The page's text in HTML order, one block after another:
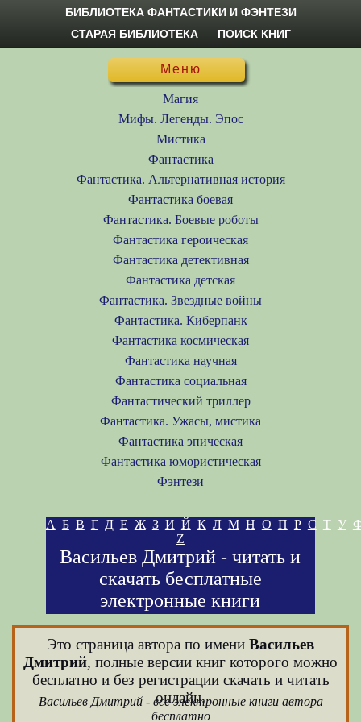
БИБЛИОТЕКА ФАНТАСТИКИ И ФЭНТЕЗИ
СТАРАЯ БИБЛИОТЕКА
ПОИСК КНИГ
Меню
Магия
Мифы. Легенды. Эпос
Мистика
Фантастика
Фантастика. Альтернативная история
Фантастика боевая
Фантастика. Боевые роботы
Фантастика героическая
Фантастика детективная
Фантастика детская
Фантастика. Звездные войны
Фантастика. Киберпанк
Фантастика космическая
Фантастика научная
Фантастика социальная
Фантастический триллер
Фантастика. Ужасы, мистика
Фантастика эпическая
Фантастика юмористическая
Фэнтези
А Б В Г Д Е Ж З И Й К Л М Н О П Р С Т У
Z
Васильев Дмитрий - читать и
скачать бесплатные
электронные книги
Это страница автора по имени Васильев
Дмитрий, полные версии книг которого можно
бесплатно и без регистрации скачать и читать
онлайн.
Васильев Дмитрий - все электронные книги автора
бесплатно